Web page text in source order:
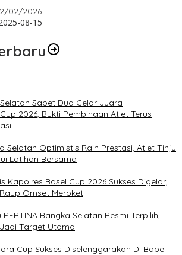
02/2026
Sabet Dua Gelar Juara
2026, Bukti Pembinaan Atlet Terus
Selatan Optimistis Raih Prestasi, Atlet Tinju
Latihan Bersama
Kapolres Basel Cup 2026 Sukses Digelar,
Omset Meroket
Bangka Selatan Resmi Terpilih,
Target Utama
Cup Sukses Diselenggarakan Di Babel